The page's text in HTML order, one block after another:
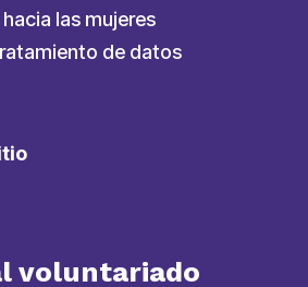
las mujeres
de datos
voluntariado